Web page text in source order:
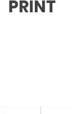
PRINT